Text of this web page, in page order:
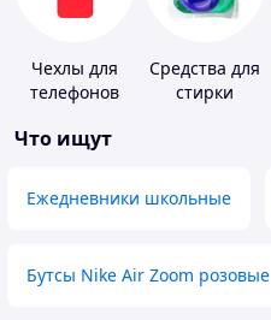
Чехлы для
телефонов
Средства для
стирки
Что ищут
Ежедневники школьные
Бутсы Nike Air Zoom розовые